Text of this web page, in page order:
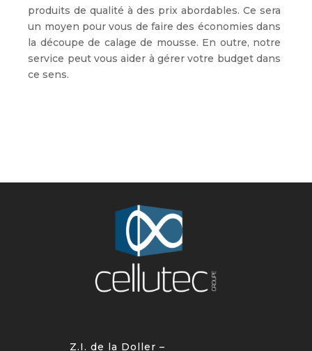
produits de qualité à des prix abordables. Ce sera
un moyen pour vous de faire des économies dans
la découpe de calage de mousse. En outre, notre
service peut vous aider à gérer votre budget dans
ce sens.
Z.I. de la Doller –